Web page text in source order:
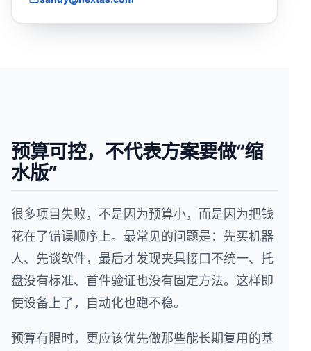
预算可控，不代表方案要做“缩
水版”
很多项目失败，不是因为预算小，而是因为把钱
花在了错误顺序上。最常见的问题是：先买机器
人、先谈软件，最后才发现夹具接口不统一、托
盘没有标准、首件验证也没有固定方法。这样即
使设备上了，自动化也跑不稳。
预算有限时，更应该优先做那些能长期复用的基